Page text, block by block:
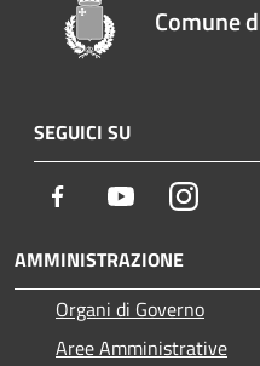
Comune
SEGUICI SU
Facebook Youtube
AMMINISTRAZIONE
Organi di Governo
Aree Amministrative